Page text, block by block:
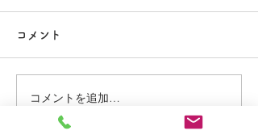
夏休み期間中のお知らせ
コメント
コメントを追加…